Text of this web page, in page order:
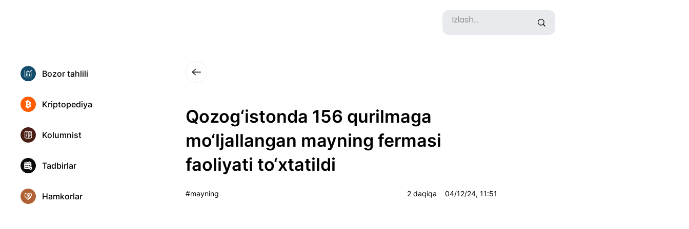
Qozog‘istonda 156 qurilmaga
mo‘ljallangan mayning fermasi
faoliyati to‘xtatildi
#mayning 2 daqiqa 04/12/24, 11:51
Kriptopediya
Hamkorlar
Kolumnist
Tadbirlar
Bozor tahlili